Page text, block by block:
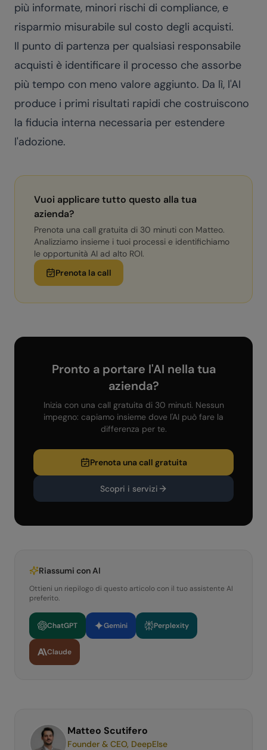
più informate, minori rischi di compliance, e
risparmio misurabile sul costo degli acquisti.
Il punto di partenza per qualsiasi responsabile
acquisti è identificare il processo che assorbe
più tempo con meno valore aggiunto. Da lì, l'AI
produce i primi risultati rapidi che costruiscono
la fiducia interna necessaria per estendere
l'adozione.
Vuoi applicare tutto questo alla tua
azienda?
Prenota una call gratuita di 30 minuti con Matteo.
Analizziamo insieme i tuoi processi e identifichiamo
le opportunità AI ad alto ROI.
Prenota la call
Pronto a portare l'AI nella tua
azienda?
Inizia con una call gratuita di 30 minuti. Nessun
impegno: capiamo insieme dove l'AI può fare la
differenza per te.
Prenota una call gratuita
Scopri i servizi
Riassumi con AI
Ottieni un riepilogo di questo articolo con il tuo assistente AI
preferito.
ChatGPT Gemini Perplexity
Claude
Matteo Scutifero
Founder & CEO, DeepElse